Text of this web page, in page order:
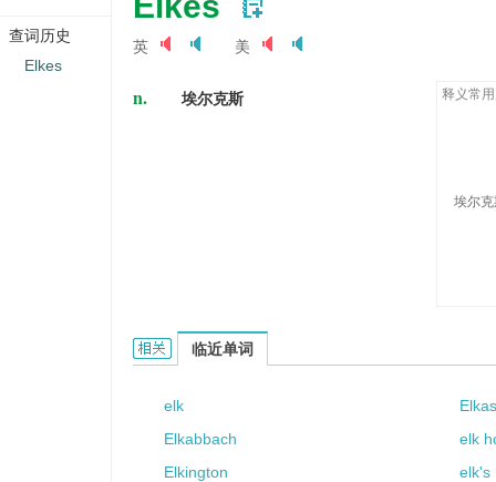
英 美
n. 埃尔克斯 释义常
埃尔
Elkes的相关资料：
临近单词
elk
Elkabbach
elk
Elkington
elk's
查词历史
Elkes